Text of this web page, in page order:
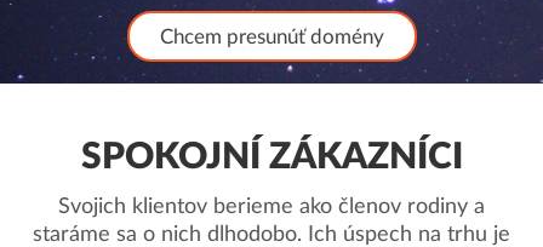
Chcem presunúť domény
SPOKOJNÍ ZÁKAZNÍCI
Svojich klientov berieme ako členov rodiny a
staráme sa o nich dlhodobo. Ich úspech na trhu je